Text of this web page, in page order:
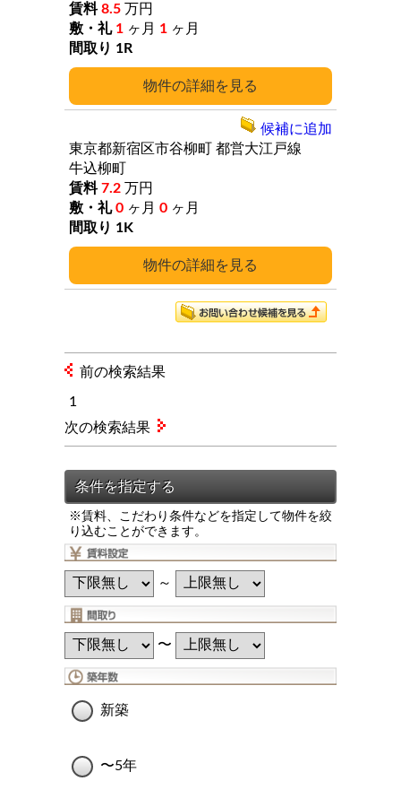
※賃料、こだわり条件などを指定して物件を絞
り込むことができます。
～
〜
新築
〜5年
詳細
8.5 万円
1 ヶ月 1 ヶ月
1R
詳細
東京都新宿区市谷柳町 都営大江戸線
牛込柳町
7.2 万円
0 ヶ月 0 ヶ月
1K
候補に追加
前の検索結果
1